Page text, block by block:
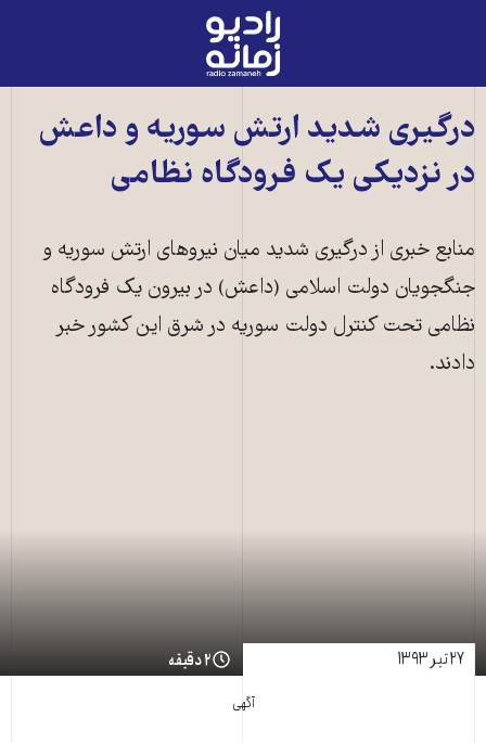
رادیو
زمانه
به
صفحه
اصلی
درگیری شدید ارتش سوريه و داعش
در نزديکی يک فرودگاه نظامی
منابع خبری از درگيری شديد ميان نيروهای ارتش سوريه و
جنگجويان دولت اسلامی (داعش) در بيرون يک فرودگاه
نظامی تحت کنترل دولت سوريه در شرق اين کشور خبر
دادند.
۲۷ تیر ۱۳۹۳ ۲ دقیقه
آگهی